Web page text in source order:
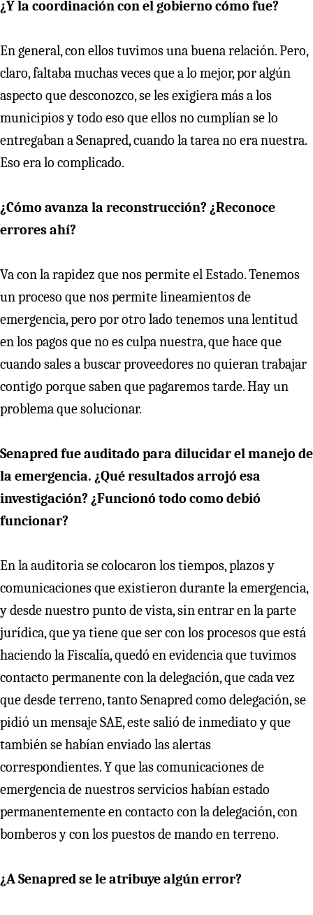
¿Y la coordinación con el gobierno cómo fue?
En general, con ellos tuvimos una buena relación. Pero,
claro, faltaba muchas veces que a lo mejor, por algún
aspecto que desconozco, se les exigiera más a los
municipios y todo eso que ellos no cumplían se lo
entregaban a Senapred, cuando la tarea no era nuestra.
Eso era lo complicado.
¿Cómo avanza la reconstrucción? ¿Reconoce
errores ahí?
Va con la rapidez que nos permite el Estado. Tenemos
un proceso que nos permite lineamientos de
emergencia, pero por otro lado tenemos una lentitud
en los pagos que no es culpa nuestra, que hace que
cuando sales a buscar proveedores no quieran trabajar
contigo porque saben que pagaremos tarde. Hay un
problema que solucionar.
Senapred fue auditado para dilucidar el manejo de
la emergencia. ¿Qué resultados arrojó esa
investigación? ¿Funcionó todo como debió
funcionar?
En la auditoria se colocaron los tiempos, plazos y
comunicaciones que existieron durante la emergencia,
y desde nuestro punto de vista, sin entrar en la parte
jurídica, que ya tiene que ser con los procesos que está
haciendo la Fiscalía, quedó en evidencia que tuvimos
contacto permanente con la delegación, que cada vez
que desde terreno, tanto Senapred como delegación, se
pidió un mensaje SAE, este salió de inmediato y que
también se habían enviado las alertas
correspondientes. Y que las comunicaciones de
emergencia de nuestros servicios habían estado
permanentemente en contacto con la delegación, con
bomberos y con los puestos de mando en terreno.
¿A Senapred se le atribuye algún error?